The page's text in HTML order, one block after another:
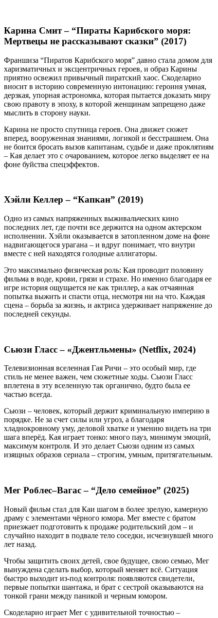
Карина Смит – “Пираты Карибского моря:
Мертвецы не рассказывают сказки” (2017)
Франшиза “Пиратов Карибского моря” давно стала домом для
харизматичных и эксцентричных героев, и образ Карины
приятно освежил привычный пиратский хаос. Скоделарио
вносит в историю современную интонацию: героиня умная,
дерзкая, упорная астрономка, которая пытается доказать миру
свою правоту в эпоху, в которой женщинам запрещено даже
мыслить в сторону науки.
Карина не просто спутница героев. Она движет сюжет
вперед, вооруженная знаниями, логикой и бесстрашием. Она
не боится бросать вызов капитанам, судьбе и даже проклятиям
– Кая делает это с очарованием, которое легко выделяет ее на
фоне буйства спецэффектов.
Хэйли Келлер – “Капкан” (2019)
Одно из самых напряженных выживальческих кино
последних лет, где почти все держится на одном актерском
исполнении. Хэйли оказывается в затопленном доме на фоне
надвигающегося урагана – и вдруг понимает, что внутри
вместе с ней находятся голодные аллигаторы.
Это максимально физическая роль: Кая проводит половину
фильма в воде, крови, грязи и страхе. Но именно благодаря ее
игре история ощущается не как триллер, а как отчаянная
попытка выжить и спасти отца, несмотря ни на что. Каждая
сцена – борьба за жизнь, и актриса удерживает напряжение до
последней секунды.
Сьюзи Гласс – «Джентльмены» (Netflix, 2024)
Телевизионная вселенная Гая Ричи – это особый мир, где
стиль не менее важен, чем сюжетные ходы. Сьюзи Гласс
вплетена в эту вселенную так органично, будто была ее
частью всегда.
Сьюзи – человек, который держит криминальную империю в
порядке. Не за счет силы или угроз, а благодаря
хладнокровному уму, деловой хватке и умению видеть на три
шага вперёд. Кая играет тонко: много пауз, минимум эмоций,
максимум контроля. И это делает Сьюзи одним из самых
изящных образов сериала – строгим, умным, притягательным.
Мег Роблес–Вагас – “Дело семейное” (2025)
Новый фильм стал для Каи шагом в более зрелую, камерную
драму с элементами чёрного юмора. Мег вместе с братом
приезжает подготовить к продаже родительский дом – и
случайно находит в подвале тело соседки, исчезнувшей много
лет назад.
Чтобы защитить своих детей, свое будущее, свою семью, Мег
вынуждена сделать выбор, который меняет всё. Ситуация
быстро выходит из-под контроля: появляются свидетели,
первые попытки шантажа, и брат с сестрой оказываются на
тонкой грани между паникой и черным юмором.
Скоделарио играет Мег с удивительной точностью –